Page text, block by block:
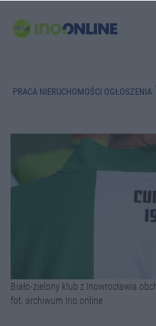
PRACA NIERUCHOMOŚCI OGŁOSZENIA
Biało-zielony klub z Inowrocławia
fot. archiwum Ino.online